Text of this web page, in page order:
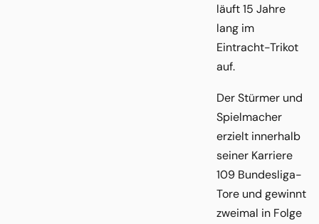
läuft 15 Jahre
lang im
Eintracht-Trikot
auf.
Der Stürmer und
Spielmacher
erzielt innerhalb
seiner Karriere
109 Bundesliga-
Tore und gewinnt
zweimal in Folge